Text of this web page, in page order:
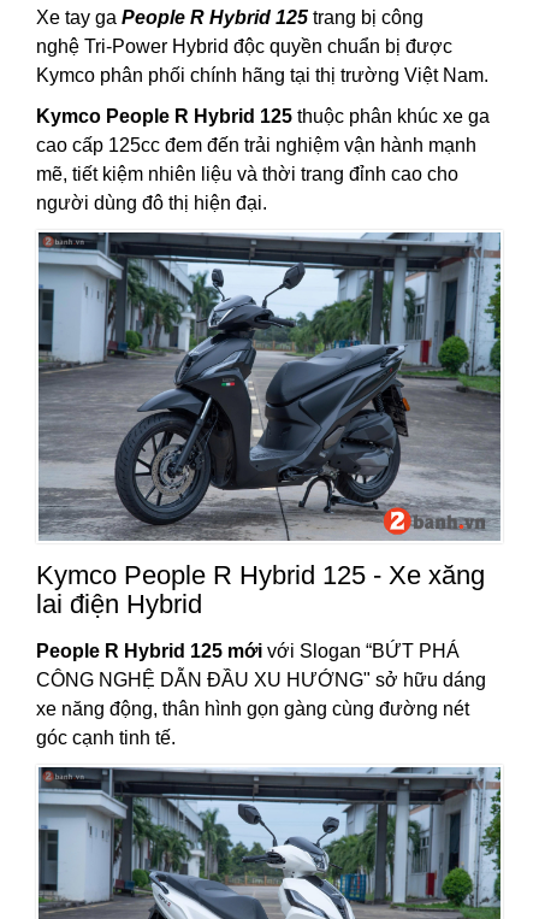
Xe tay ga People R Hybrid 125 trang bị công
nghệ Tri-Power Hybrid độc quyền chuẩn bị được
Kymco phân phối chính hãng tại thị trường Việt Nam.
Kymco People R Hybrid 125 thuộc phân khúc xe ga
cao cấp 125cc đem đến trải nghiệm vận hành mạnh
mẽ, tiết kiệm nhiên liệu và thời trang đỉnh cao cho
người dùng đô thị hiện đại.
Kymco People R Hybrid 125 - Xe xăng
lai điện Hybrid
People R Hybrid 125 mới với Slogan “BỨT PHÁ
CÔNG NGHỆ DẪN ĐẦU XU HƯỚNG" sở hữu dáng
xe năng động, thân hình gọn gàng cùng đường nét
góc cạnh tinh tế.